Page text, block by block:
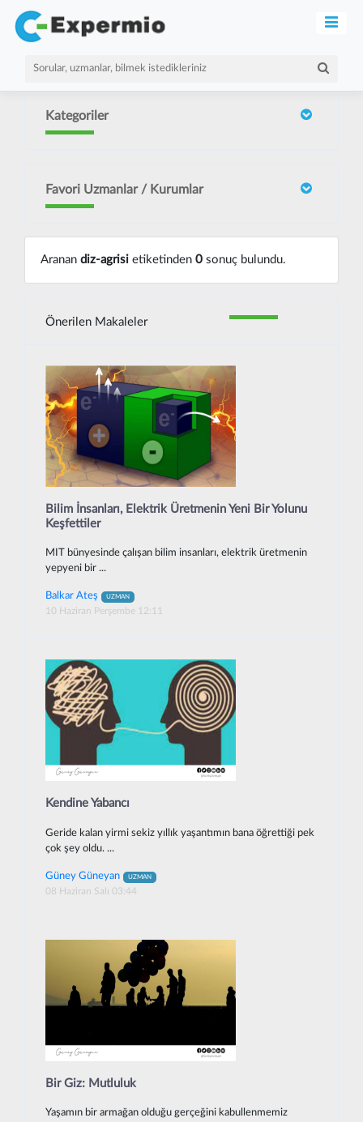
Kategoriler
Favori Uzmanlar / Kurumlar
Aranan diz-agrisi etiketinden 0sonuç bulundu.
Önerilen Makaleler
Bilim İnsanları, Elektrik Üretmenin Yeni Bir Yolunu
Keşfettiler
MIT bünyesinde çalışan bilim insanları, elektrik üretmenin
yepyeni bir ...
Balkar Ateş UZMAN
10 Haziran Perşembe 12:11
Kendine Yabancı
Geride kalan yirmi sekiz yıllık yaşantımın bana öğrettiği pek
çok şey oldu. ...
Güney Güneyan UZMAN
08 Haziran Salı 03:44
Bir Giz: Mutluluk
Yaşamın bir armağan olduğu gerçeğini kabullenmemiz